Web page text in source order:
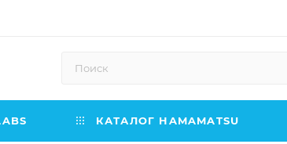
КАТАЛОГ HAMAMATSU